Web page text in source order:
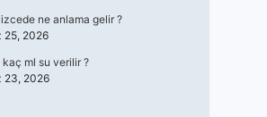
ne anlama gelir ?
25, 2026
ml su verilir ?
23, 2026